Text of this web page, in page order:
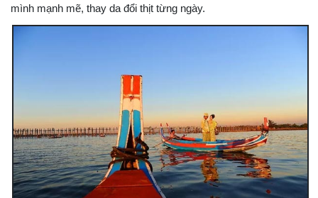
mình mạnh mẽ, thay da đổi thịt từng ngày.